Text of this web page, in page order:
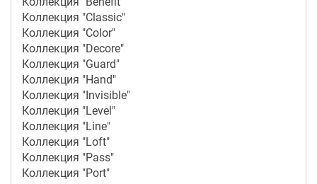
Коллекция "Classic"
Коллекция "Color"
Коллекция "Decore"
Коллекция "Guard"
Коллекция "Hand"
Коллекция "Invisible"
Коллекция "Level"
Коллекция "Line"
Коллекция "Loft"
Коллекция "Pass"
Коллекция "Port"